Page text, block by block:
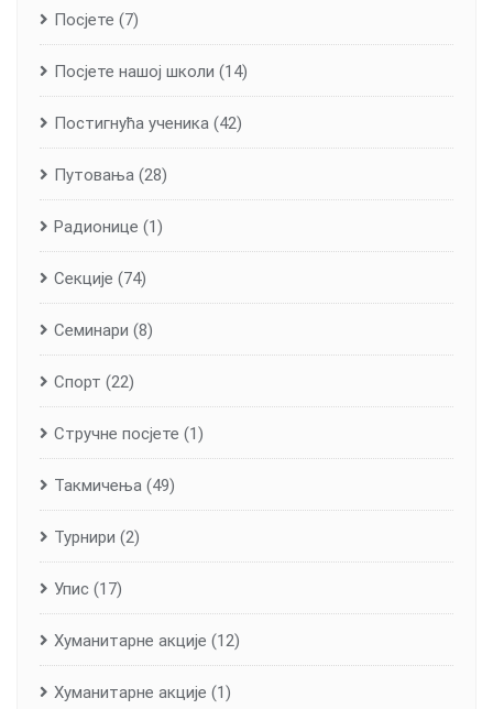
Посјете (7)
Посјете нашој школи (14)
Постигнућа ученика (42)
Путовања (28)
Радионице (1)
Секције (74)
Семинари (8)
Спорт (22)
Стручне посјете (1)
Такмичења (49)
Турнири (2)
Упис (17)
Хуманитарне aкције (12)
Хуманитарне акције (1)